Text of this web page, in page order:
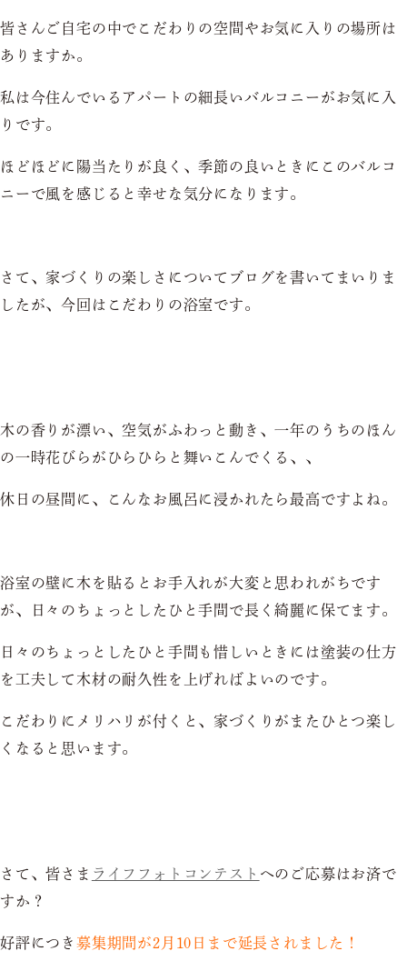
皆さんご自宅の中でこだわりの空間やお気に入りの場所は
ありますか。
私は今住んでいるアパートの細長いバルコニーがお気に入
りです。
ほどほどに陽当たりが良く、季節の良いときにこのバルコ
ニーで風を感じると幸せな気分になります。
さて、家づくりの楽しさについてブログを書いてまいりま
したが、今回はこだわりの浴室です。
木の香りが漂い、空気がふわっと動き、一年のうちのほん
の一時花びらがひらひらと舞いこんでくる、、
休日の昼間に、こんなお風呂に浸かれたら最高ですよね。
浴室の壁に木を貼るとお手入れが大変と思われがちです
が、日々のちょっとしたひと手間で長く綺麗に保てます。
日々のちょっとしたひと手間も惜しいときには塗装の仕方
を工夫して木材の耐久性を上げればよいのです。
こだわりにメリハリが付くと、家づくりがまたひとつ楽し
くなると思います。
さて、皆さま ライフフォトコンテスト へのご応募はお済で
すか？
好評につき 募集期間が2月10日まで延長されました！